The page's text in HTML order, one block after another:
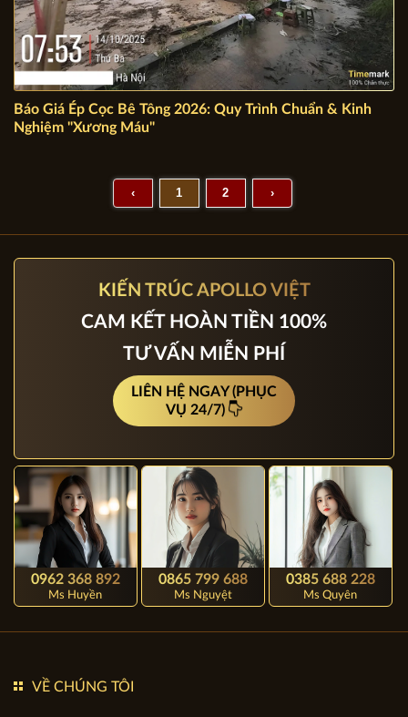
Báo Giá Ép Cọc Bê Tông 2026: Quy Trình Chuẩn & Kinh
Nghiệm "Xương Máu"
‹ 1 2 ›
KIẾN TRÚC APOLLO VIỆT
CAM KẾT HOÀN TIỀN 100%
TƯ VẤN MIỄN PHÍ
LIÊN HỆ NGAY (PHỤC
VỤ 24/7)
0962 368 892
Ms Huyền
0865 799 688
Ms Nguyệt
0385 688 228
Ms Quyên
VỀ CHÚNG TÔI